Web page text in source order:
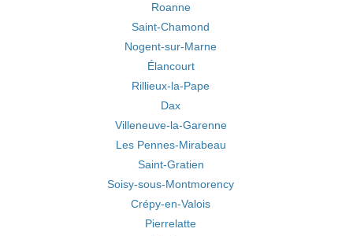
Roanne
Saint-Chamond
Nogent-sur-Marne
Élancourt
Rillieux-la-Pape
Dax
Villeneuve-la-Garenne
Les Pennes-Mirabeau
Saint-Gratien
Soisy-sous-Montmorency
Crépy-en-Valois
Pierrelatte